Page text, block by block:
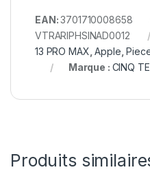
EAN:3701710008658
VTRARIPHSINAD0012
13 PRO MAX ,Apple ,
Marque : CINQ
Produits